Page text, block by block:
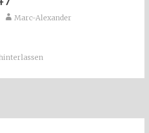
Marc-Alexander